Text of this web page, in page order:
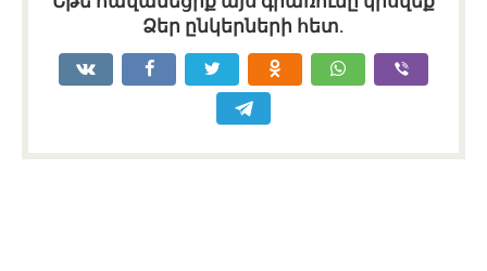
Ձեր ընկերների հետ.